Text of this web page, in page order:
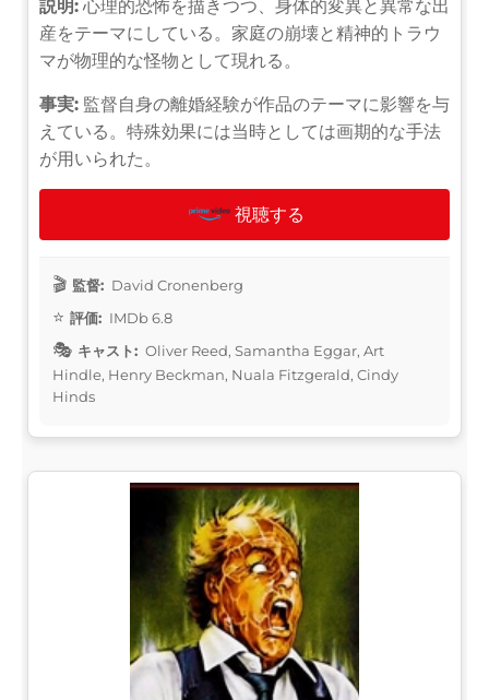
説明: 心理的恐怖を描きつつ、身体的変異と異常な出
産をテーマにしている。家庭の崩壊と精神的トラウ
マが物理的な怪物として現れる。
事実: 監督自身の離婚経験が作品のテーマに影響を与
えている。特殊効果には当時としては画期的な手法
が用いられた。
視聴する
監督: David Cronenberg
評価: IMDb 6.8
キャスト: Oliver Reed, Samantha Eggar, Art
Hindle, Henry Beckman, Nuala Fitzgerald, Cindy
Hinds